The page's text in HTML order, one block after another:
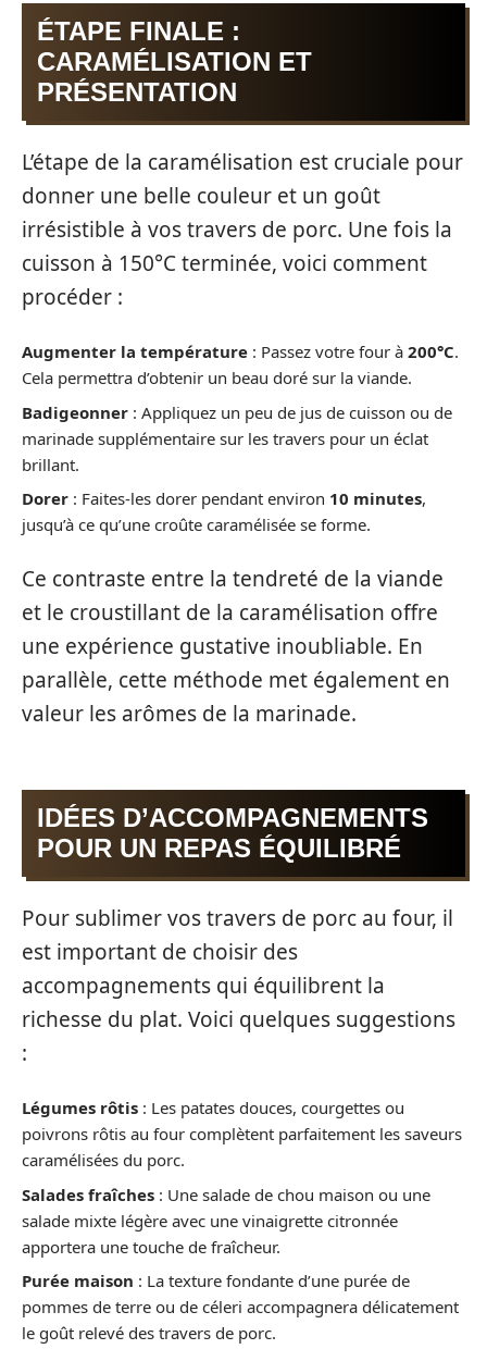
ÉTAPE FINALE :
CARAMÉLISATION ET
PRÉSENTATION
L’étape de la caramélisation est cruciale pour
donner une belle couleur et un goût
irrésistible à vos travers de porc. Une fois la
cuisson à 150°C terminée, voici comment
procéder :
Augmenter la température : Passez votre four à 200°C.
Cela permettra d’obtenir un beau doré sur la viande.
Badigeonner : Appliquez un peu de jus de cuisson ou de
marinade supplémentaire sur les travers pour un éclat
brillant.
Dorer : Faites-les dorer pendant environ 10 minutes,
jusqu’à ce qu’une croûte caramélisée se forme.
Ce contraste entre la tendreté de la viande
et le croustillant de la caramélisation offre
une expérience gustative inoubliable. En
parallèle, cette méthode met également en
valeur les arômes de la marinade.
IDÉES D’ACCOMPAGNEMENTS
POUR UN REPAS ÉQUILIBRÉ
Pour sublimer vos travers de porc au four, il
est important de choisir des
accompagnements qui équilibrent la
richesse du plat. Voici quelques suggestions
:
Légumes rôtis : Les patates douces, courgettes ou
poivrons rôtis au four complètent parfaitement les saveurs
caramélisées du porc.
Salades fraîches : Une salade de chou maison ou une
salade mixte légère avec une vinaigrette citronnée
apportera une touche de fraîcheur.
Purée maison : La texture fondante d’une purée de
pommes de terre ou de céleri accompagnera délicatement
le goût relevé des travers de porc.